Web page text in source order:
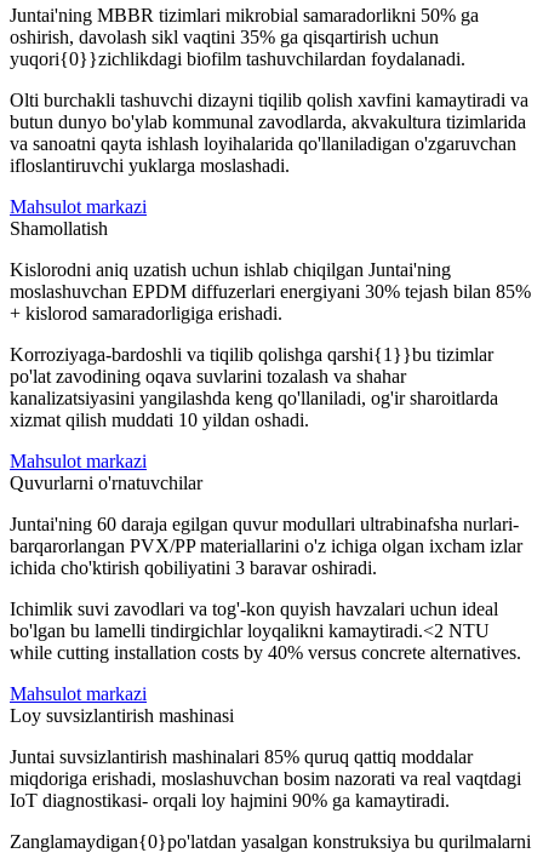
Juntai'ning MBBR tizimlari mikrobial samaradorlikni 50% ga
oshirish, davolash sikl vaqtini 35% ga qisqartirish uchun
yuqori{0}}zichlikdagi biofilm tashuvchilardan foydalanadi.
Olti burchakli tashuvchi dizayni tiqilib qolish xavfini kamaytiradi va
butun dunyo bo'ylab kommunal zavodlarda, akvakultura tizimlarida
va sanoatni qayta ishlash loyihalarida qo'llaniladigan o'zgaruvchan
ifloslantiruvchi yuklarga moslashadi.
Mahsulot markazi
Shamollatish
Kislorodni aniq uzatish uchun ishlab chiqilgan Juntai'ning
moslashuvchan EPDM diffuzerlari energiyani 30% tejash bilan 85%
+ kislorod samaradorligiga erishadi.
Korroziyaga-bardoshli va tiqilib qolishga qarshi{1}}bu tizimlar
po'lat zavodining oqava suvlarini tozalash va shahar
kanalizatsiyasini yangilashda keng qo'llaniladi, og'ir sharoitlarda
xizmat qilish muddati 10 yildan oshadi.
Mahsulot markazi
Quvurlarni o'rnatuvchilar
Juntai'ning 60 daraja egilgan quvur modullari ultrabinafsha nurlari-
barqarorlangan PVX/PP materiallarini o'z ichiga olgan ixcham izlar
ichida cho'ktirish qobiliyatini 3 baravar oshiradi.
Ichimlik suvi zavodlari va tog'-kon quyish havzalari uchun ideal
bo'lgan bu lamelli tindirgichlar loyqalikni kamaytiradi.<2 NTU
while cutting installation costs by 40% versus concrete alternatives.
Mahsulot markazi
Loy suvsizlantirish mashinasi
Juntai suvsizlantirish mashinalari 85% quruq qattiq moddalar
miqdoriga erishadi, moslashuvchan bosim nazorati va real vaqtdagi
IoT diagnostikasi- orqali loy hajmini 90% ga kamaytiradi.
Zanglamaydigan{0}po'latdan yasalgan konstruksiya bu qurilmalarni